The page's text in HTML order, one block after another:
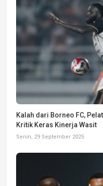
Kalah dari Borneo FC,
Kritik Keras Kinerja Wasit
Senin, 29 September 2025